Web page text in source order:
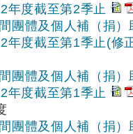
年度截至第2季止
團體及個人補（捐）
年度截至第1季止(修
團體及個人補（捐）
年度截至第1季止
團體及個人補（捐）